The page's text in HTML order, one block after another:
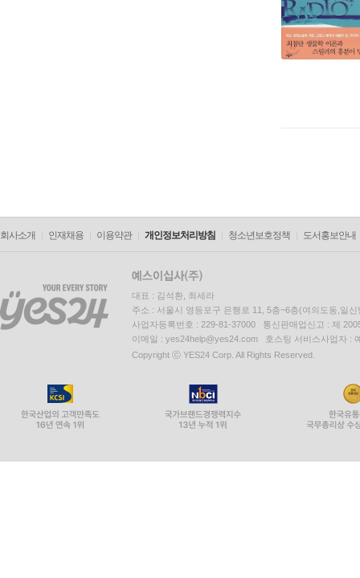
회사소개 인재채용 이용약관 개인정보처리방침 청소년보호정책 도서홍보안내
대표 : 김석환, 최세라
주소 : 서울시 영등포구 은행로 11, 5층~6층(여의도동,일신
사업자등록번호 : 229-81-37000 통신판매업신고 : 제
이메일 : yes24help@yes24.com 호스팅 서비스사업자 :
Copyright ⓒ YES24 Corp. All Rights Reserved.